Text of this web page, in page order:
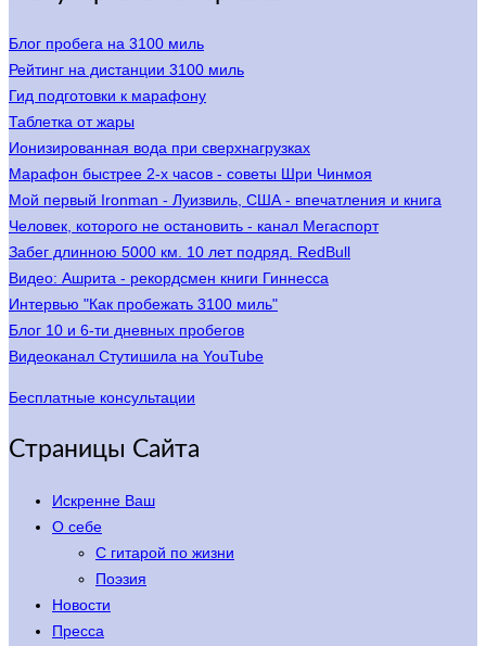
Блог пробега на 3100 миль
Рейтинг на дистанции 3100 миль
Гид подготовки к марафону
Таблетка от жары
Ионизированная вода при сверхнагрузках
Марафон быстрее 2-х часов - советы Шри Чинмоя
Мой первый Ironman - Луизвиль, США - впечатления и книга
Человек, которого не остановить - канал Мегаспорт
Забег длинною 5000 км. 10 лет подряд. RedBull
Видео: Ашрита - рекордсмен книги Гиннесса
Интервью "Как пробежать 3100 миль"
Блог 10 и 6-ти дневных пробегов
Видеоканал Стутишила на YouTube
Бесплатные консультации
Страницы Сайта
Искренне Ваш
О себе
С гитарой по жизни
Поэзия
Новости
Пресса